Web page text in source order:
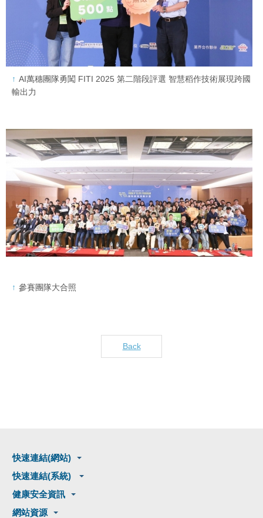
AI萬穗團隊勇闖 FITI 2025 第二階段評選 智慧稻作技術展現跨國
輸出力
參賽團隊大合照
Back
快速連結(網站)
快速連結(系統)
健康安全資訊
網站資源